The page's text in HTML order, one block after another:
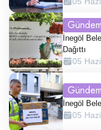
Gündem
İnegöl
Dağıttı
05
Gündem
İnegöl
05